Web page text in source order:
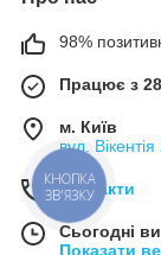
98%
Працює з
м. Київ
вул.
Контакти
Сьогодні
Показати
КНОПКА
ЗВ'ЯЗКУ